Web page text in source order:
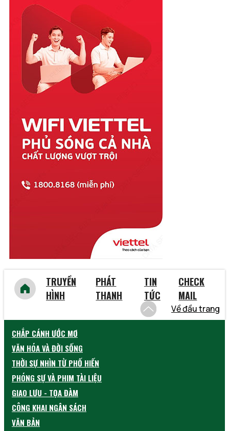
Quảng Ngãi
Quảng Ninh
Quảng Trị
Sóc Trăng
Sơn La
Tây Ninh
Thái Bình
Thái Nguyên
Thừa Thiên Huế
Tiền Giang
Trà Vinh
Tuyên Quang
Vĩnh Phúc
Vũng Tàu
TRUYỀN
HÌNH
PHÁT
THANH
TIN
TỨC
CHECK
MAIL
Về đầu trang
CHẮP CÁNH ƯỚC MƠ
VĂN HÓA VÀ ĐỜI SỐNG
THỜI SỰ NHÌN TỪ PHỐ HIẾN
PHÓNG SỰ VÀ PHIM TÀI LIỆU
GIAO LƯU - TỌA ĐÀM
CÔNG KHAI NGÂN SÁCH
VĂN BẢN